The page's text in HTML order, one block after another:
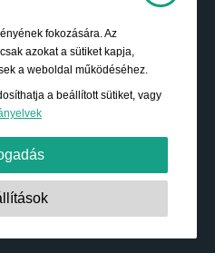
fokozására. Az
azokat a sütiket kapja,
a weboldal működéséhez.
a beállított sütiket, vagy
a sütik elengedhetetlenek az